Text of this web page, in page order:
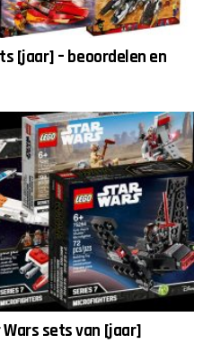
[jaar] – beoordelen en
Wars sets van [jaar]